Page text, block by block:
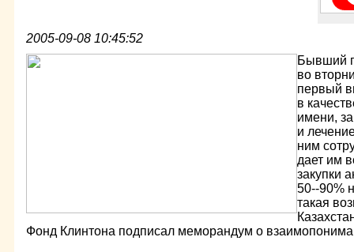
2005-09-08 10:45:52
Бывший
во
первый
в
имени,
и
ним
дает им
закупки
50--90%
такая
Фонд Клинтона подписал меморандум о